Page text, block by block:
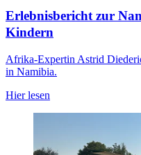
Erlebnisbericht zur
Kindern
Afrika-Expertin Astrid
in Namibia.
Hier lesen